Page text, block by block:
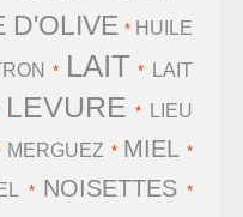
D'OLIVE * HUILE
* LAIT *
LAIT
LEVURE *
LIEU
MERGUEZ* MIEL *
* NOISETTES *